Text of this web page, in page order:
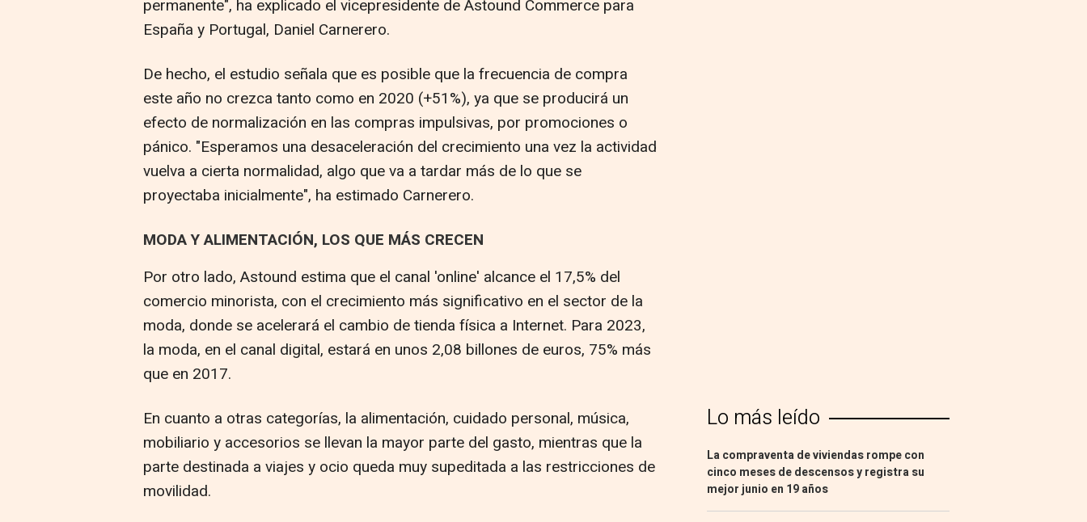
permanente", ha explicado el vicepresidente de Astound Commerce para
España y Portugal, Daniel Carnerero.
De hecho, el estudio señala que es posible que la frecuencia de compra
este año no crezca tanto como en 2020 (+51%), ya que se producirá un
efecto de normalización en las compras impulsivas, por promociones o
pánico. "Esperamos una desaceleración del crecimiento una vez la actividad
vuelva a cierta normalidad, algo que va a tardar más de lo que se
proyectaba inicialmente", ha estimado Carnerero.
MODA Y ALIMENTACIÓN, LOS QUE MÁS CRECEN
Por otro lado, Astound estima que el canal 'online' alcance el 17,5% del
comercio minorista, con el crecimiento más significativo en el sector de la
moda, donde se acelerará el cambio de tienda física a Internet. Para 2023,
la moda, en el canal digital, estará en unos 2,08 billones de euros, 75% más
que en 2017.
En cuanto a otras categorías, la alimentación, cuidado personal, música,
mobiliario y accesorios se llevan la mayor parte del gasto, mientras que la
parte destinada a viajes y ocio queda muy supeditada a las restricciones de
movilidad.
Lo más leído
La compraventa de viviendas rompe con
cinco meses de descensos y registra su
mejor junio en 19 años